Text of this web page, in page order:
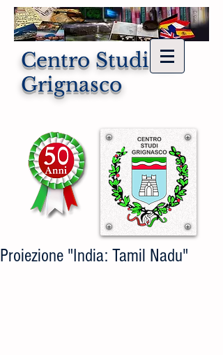
Centro Studi di
Grignasco
Proiezione "India: Tamil Nadu"